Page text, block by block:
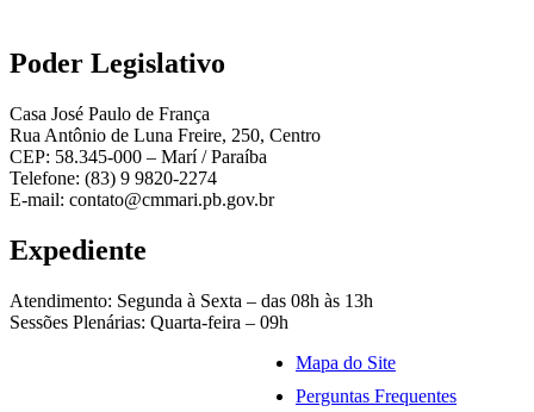
Poder Legislativo
Casa José Paulo de França
Rua Antônio de Luna Freire, 250, Centro
CEP: 58.345-000 – Marí / Paraíba
Telefone: (83) 9 9820-2274
E-mail: contato@cmmari.pb.gov.br
Expediente
Atendimento: Segunda à Sexta – das 08h às 13h
Sessões Plenárias: Quarta-feira – 09h
Mapa do Site
Perguntas Frequentes